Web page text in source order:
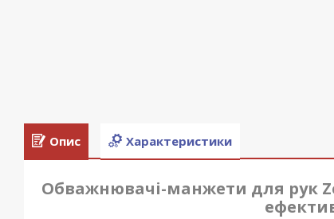
Опис Характеристики
Обважнювачі-манжети для рук